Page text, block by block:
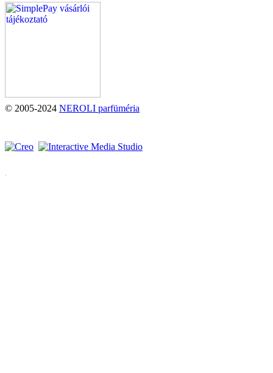
© 2005-2024 NEROLI parfüméria